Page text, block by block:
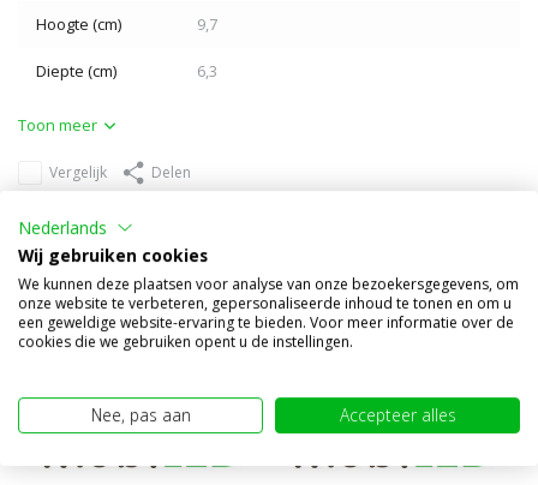
Hoogte (cm) 9,7
Diepte (cm) 6,3
Toon meer
Vergelijk Delen
Anderen kochten ook
Nederlands
Wij gebruiken cookies
We kunnen deze plaatsen voor analyse van onze bezoekersgegevens, om
onze website te verbeteren, gepersonaliseerde inhoud te tonen en om u
een geweldige website-ervaring te bieden. Voor meer informatie over de
cookies die we gebruiken opent u de instellingen.
Nee, pas aan Accepteer alles